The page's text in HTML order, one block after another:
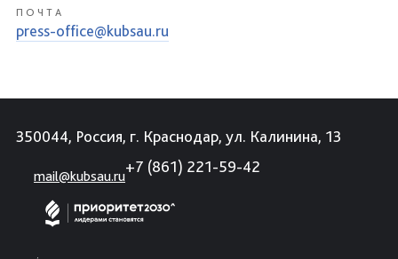
ПОЧТА
press-office@kubsau.ru
350044, Россия, г. Краснодар, ул. Калинина, 13
mail@kubsau.ru
+7 (861) 221-59-42